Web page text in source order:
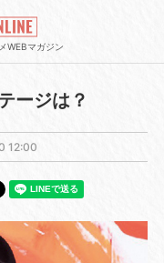
WEBマガジン
ージは？
12:00